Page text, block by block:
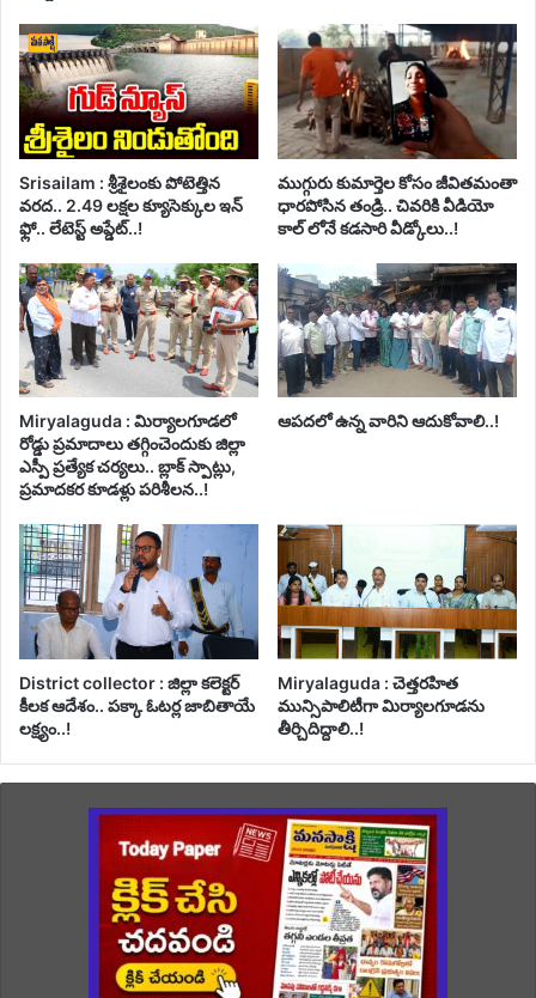
Srisailam : శ్రీశైలంకు పోటెత్తిన
వరద.. 2.49 లక్షల క్యూసెక్కుల ఇన్
ఫ్లో.. లేటెస్ట్ అప్డేట్..!
ముగ్గురు కుమార్తెల కోసం జీవితమంతా
ధారపోసిన తండ్రి.. చివరికి వీడియో
కాల్ లోనే కడసారి వీడ్కోలు..!
Miryalaguda : మిర్యాలగూడలో
రోడ్డు ప్రమాదాలు తగ్గించెందుకు జిల్లా
ఎస్పీ ప్రత్యేక చర్యలు.. బ్లాక్ స్పాట్లు,
ప్రమాదకర కూడళ్లు పరిశీలన..!
ఆపదలో ఉన్న వారిని ఆదుకోవాలి..!
District collector : జిల్లా కలెక్టర్
కీలక ఆదేశం.. పక్కా ఓటర్ల జాబితాయే
లక్ష్యం..!
Miryalaguda : చెత్తరహిత
మున్సిపాలిటీగా మిర్యాలగూడను
తీర్చిదిద్దాలి..!